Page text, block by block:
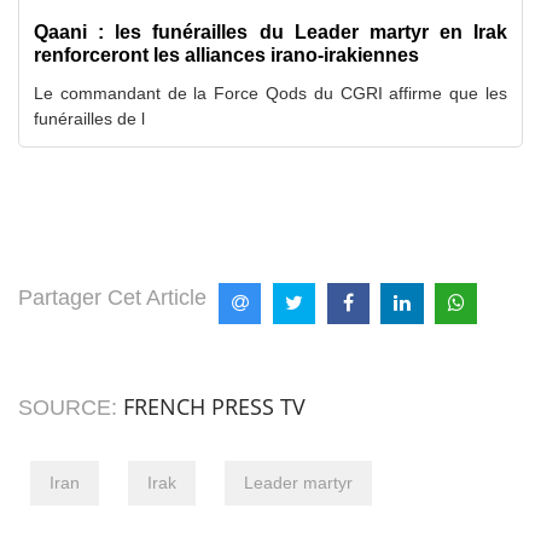
Qaani : les funérailles du Leader martyr en Irak
renforceront les alliances irano-irakiennes
Le commandant de la Force Qods du CGRI affirme que les
funérailles de l
Partager Cet Article
SOURCE: FRENCH PRESS TV
Iran Irak Leader martyr